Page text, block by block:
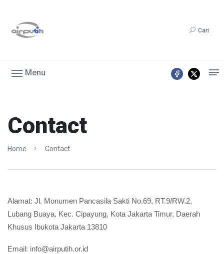
Cari
Menu
Contact
Home Contact
Alamat: Jl. Monumen Pancasila Sakti No.69, RT.9/RW.2,
Lubang Buaya, Kec. Cipayung, Kota Jakarta Timur, Daerah
Khusus Ibukota Jakarta 13810
Email: info@airputih.or.id